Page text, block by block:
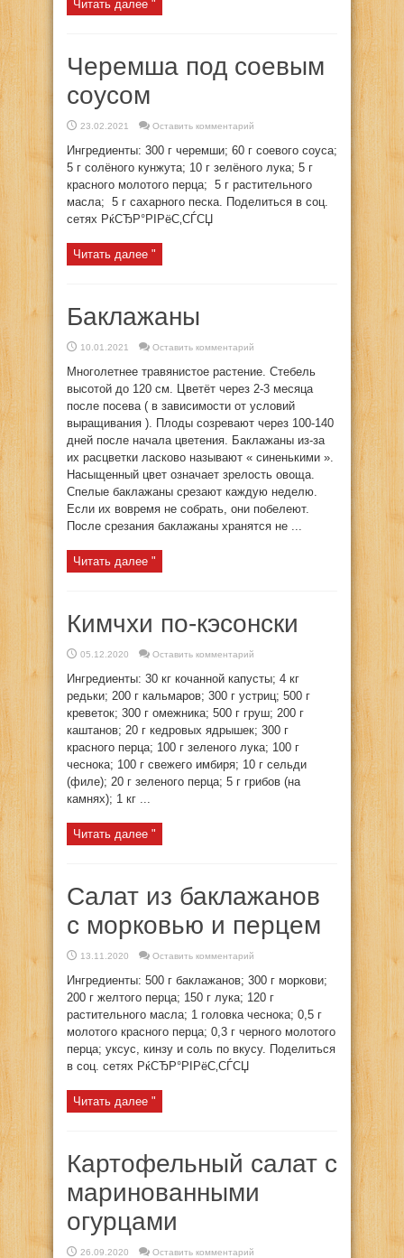
Читать далее "
Черемша под соевым
соусом
23.02.2021 Оставить комментарий
Ингредиенты: 300 г черемши; 60 г соевого соуса;
5 г солёного кунжута; 10 г зелёного лука; 5 г
красного молотого перца; 5 г растительного
масла; 5 г сахарного песка. Поделиться в соц.
сетях РќСЂР°РІРёС‚СЃСЏ
Читать далее "
Баклажаны
10.01.2021 Оставить комментарий
Многолетнее травянистое растение. Стебель
высотой до 120 см. Цветёт через 2-3 месяца
после посева ( в зависимости от условий
выращивания ). Плоды созревают через 100-140
дней после начала цветения. Баклажаны из-за
их расцветки ласково называют « синенькими ».
Насыщенный цвет означает зрелость овоща.
Спелые баклажаны срезают каждую неделю.
Если их вовремя не собрать, они побелеют.
После срезания баклажаны хранятся не ...
Читать далее "
Кимчхи по-кэсонски
05.12.2020 Оставить комментарий
Ингредиенты: 30 кг кочанной капусты; 4 кг
редьки; 200 г кальмаров; 300 г устриц; 500 г
креветок; 300 г омежника; 500 г груш; 200 г
каштанов; 20 г кедровых ядрышек; 300 г
красного перца; 100 г зеленого лука; 100 г
чеснока; 100 г свежего имбиря; 10 г сельди
(филе); 20 г зеленого перца; 5 г грибов (на
камнях); 1 кг ...
Читать далее "
Салат из баклажанов
с морковью и перцем
13.11.2020 Оставить комментарий
Ингредиенты: 500 г баклажанов; 300 г моркови;
200 г желтого перца; 150 г лука; 120 г
растительного масла; 1 головка чеснока; 0,5 г
молотого красного перца; 0,3 г черного молотого
перца; уксус, кинзу и соль по вкусу. Поделиться
в соц. сетях РќСЂР°РІРёС‚СЃСЏ
Читать далее "
Картофельный салат с
маринованными
огурцами
26.09.2020 Оставить комментарий